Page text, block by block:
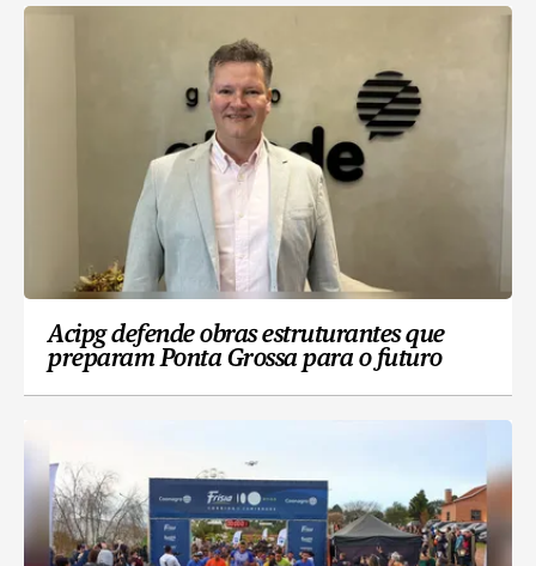
Acipg defende obras estruturantes que
preparam Ponta Grossa para o futuro